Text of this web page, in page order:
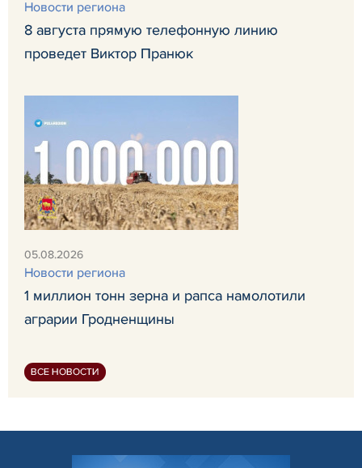
Новости региона
8 августа прямую телефонную линию
проведет Виктор Пранюк
05.08.2026
Новости региона
1 миллион тонн зерна и рапса намолотили
аграрии Гродненщины
ВСЕ НОВОСТИ